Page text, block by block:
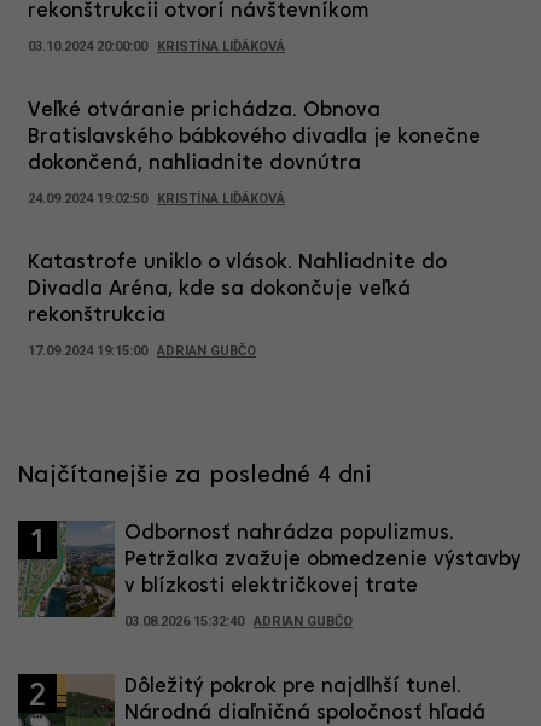
rekonštrukcii otvorí návštevníkom
03.10.2024 20:00:00 KRISTÍNA LIĎÁKOVÁ
Veľké otváranie prichádza. Obnova
Bratislavského bábkového divadla je konečne
dokončená, nahliadnite dovnútra
24.09.2024 19:02:50 KRISTÍNA LIĎÁKOVÁ
Katastrofe uniklo o vlások. Nahliadnite do
Divadla Aréna, kde sa dokončuje veľká
rekonštrukcia
17.09.2024 19:15:00 ADRIAN GUBČO
Najčítanejšie za posledné 4 dni
1
Odbornosť nahrádza populizmus.
Petržalka zvažuje obmedzenie výstavby
v blízkosti električkovej trate
03.08.2026 15:32:40 ADRIAN GUBČO
2
Dôležitý pokrok pre najdlhší tunel.
Národná diaľničná spoločnosť hľadá